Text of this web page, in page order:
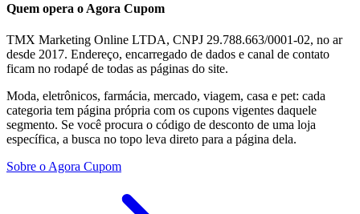
Quem opera o Agora Cupom
TMX Marketing Online LTDA, CNPJ 29.788.663/0001-02, no ar
desde 2017. Endereço, encarregado de dados e canal de contato
ficam no rodapé de todas as páginas do site.
Moda, eletrônicos, farmácia, mercado, viagem, casa e pet: cada
categoria tem página própria com os cupons vigentes daquele
segmento. Se você procura o código de desconto de uma loja
específica, a busca no topo leva direto para a página dela.
Sobre o Agora Cupom